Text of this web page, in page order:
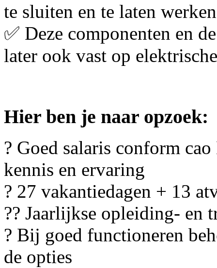
te sluiten en te laten
✅ Deze componenten en
later ook vast op elektrische
Hier ben je naar opzoek:
? Goed salaris conform
kennis en ervaring
? 27 vakantiedagen + 13
?‍? Jaarlijkse opleiding- en
? Bij goed functioneren
de opties